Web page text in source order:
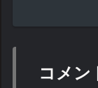
コメン